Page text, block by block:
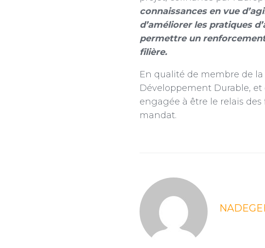
connaissances en vue
d’améliorer les pratiques
permettre un
filière.
En qualité de membre de
Développement Durable, et
engagée à être le relais
mandat.